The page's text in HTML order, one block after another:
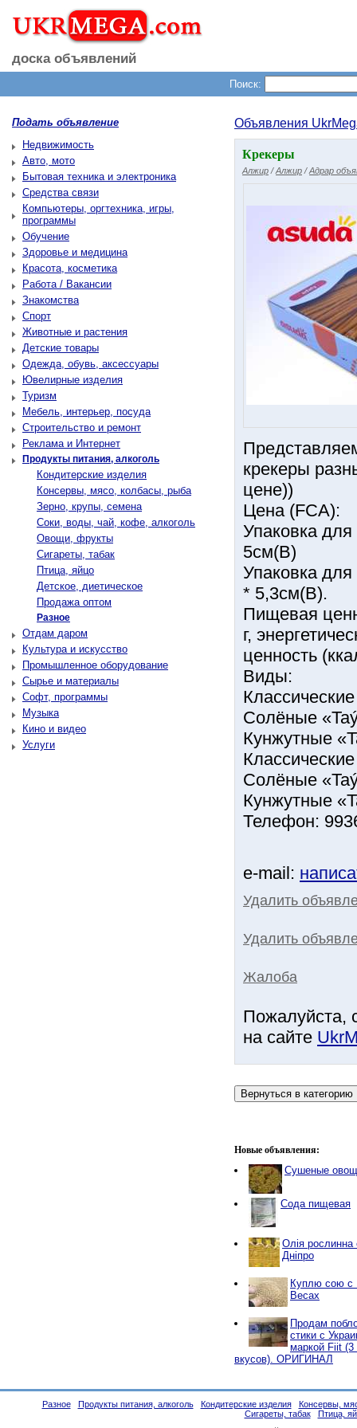
доска объявлений
Поиск:
Подать объявление
Недвижимость
Авто, мото
Бытовая техника и электроника
Средства связи
Компьютеры, оргтехника, игры,
программы
Обучение
Здоровье и медицина
Красота, косметика
Работа / Вакансии
Знакомства
Спорт
Животные и растения
Детские товары
Одежда, обувь, аксессуары
Ювелирные изделия
Туризм
Мебель, интерьер, посуда
Строительство и ремонт
Реклама и Интернет
Продукты питания, алкоголь
Кондитерские изделия
Консервы, мясо, колбасы, рыба
Зерно, крупы, семена
Соки, воды, чай, кофе, алкоголь
Овощи, фрукты
Сигареты, табак
Птица, яйцо
Детское, диетическое
Продажа оптом
Разное
Отдам даром
Культура и искусство
Промышленное оборудование
Сырье и материалы
Софт, программы
Музыка
Кино и видео
Услуги
Объявления
Крекеры
Алжир /Алжир /Адрар
крекеры
цене))
Цена (FCA):
Упаковка
5см(В)
Упаковка
* 5,3см(В).
Пищевая
г,
ценность
Виды:
Солёные
Кунжутные
Солёные
Кунжутные
Телефон:
e-mail:
Удалить
Удалить
Жалоба
Пожалуйста,
на сайте
Новые объявления:
Сушеные
Сода пищевая
Олія рослинна
Дніпро
Куплю сою
Весах
Продам
стики с
маркой Fiit (3
вкусов). ОРИГИНАЛ
Разное Продукты питания, алкоголь Кондитерские изделия
Консервы,
Сигареты, табак
Птица,